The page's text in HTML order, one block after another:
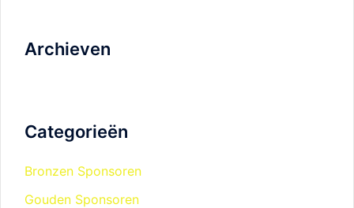
Archieven
Categorieën
Bronzen Sponsoren
Gouden Sponsoren